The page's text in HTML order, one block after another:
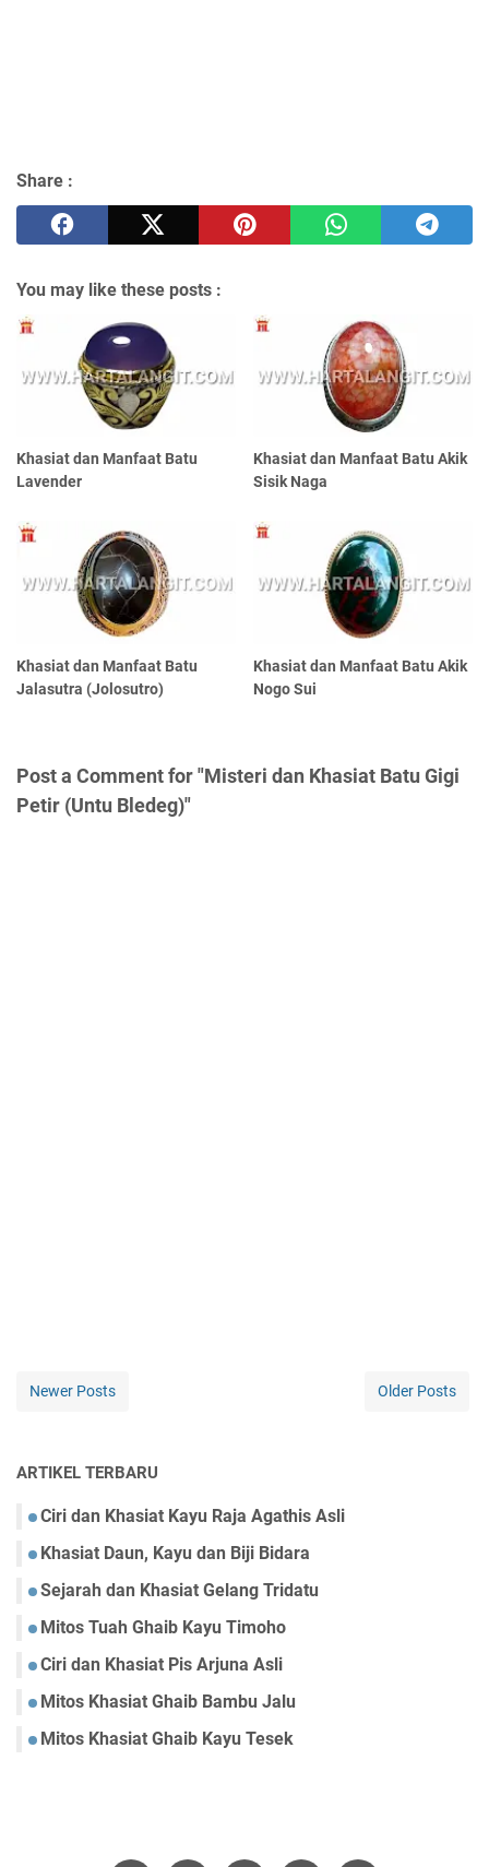
Share :
You may like these posts :
Khasiat dan Manfaat Batu
Lavender
Khasiat dan Manfaat Batu Akik
Sisik Naga
Khasiat dan Manfaat Batu
Jalasutra (Jolosutro)
Khasiat dan Manfaat Batu Akik
Nogo Sui
Post a Comment for "Misteri dan Khasiat Batu Gigi
Petir (Untu Bledeg)"
Newer Posts Older Posts
ARTIKEL TERBARU
Ciri dan Khasiat Kayu Raja Agathis Asli
Khasiat Daun, Kayu dan Biji Bidara
Sejarah dan Khasiat Gelang Tridatu
Mitos Tuah Ghaib Kayu Timoho
Ciri dan Khasiat Pis Arjuna Asli
Mitos Khasiat Ghaib Bambu Jalu
Mitos Khasiat Ghaib Kayu Tesek